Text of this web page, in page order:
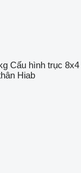
Cấu hình trục 8x4
Hiab